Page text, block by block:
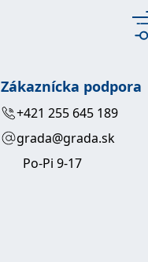
Zákaznícka podpora
+421 255 645 189
grada@grada.sk
Po-Pi 9-17